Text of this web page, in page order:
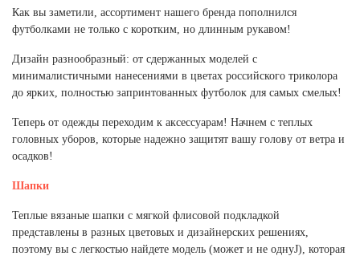
Как вы заметили, ассортимент нашего бренда пополнился
футболками не только с коротким, но длинным рукавом!
Дизайн разнообразный: от сдержанных моделей с
минималистичными нанесениями в цветах российского триколора
до ярких, полностью запринтованных футболок для самых смелых!
Теперь от одежды переходим к аксессуарам! Начнем с теплых
головных уборов, которые надежно защитят вашу голову от ветра и
осадков!
Шапки
Теплые вязаные шапки с мягкой флисовой подкладкой
представлены в разных цветовых и дизайнерских решениях,
поэтому вы с легкостью найдете модель (может и не однуJ), которая